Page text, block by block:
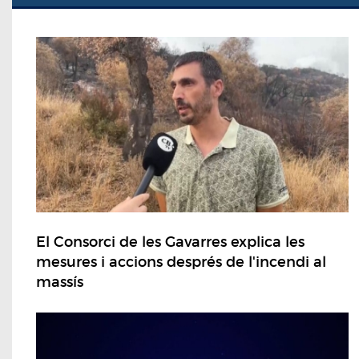
El Consorci de les Gavarres explica les
mesures i accions després de l'incendi al
massís